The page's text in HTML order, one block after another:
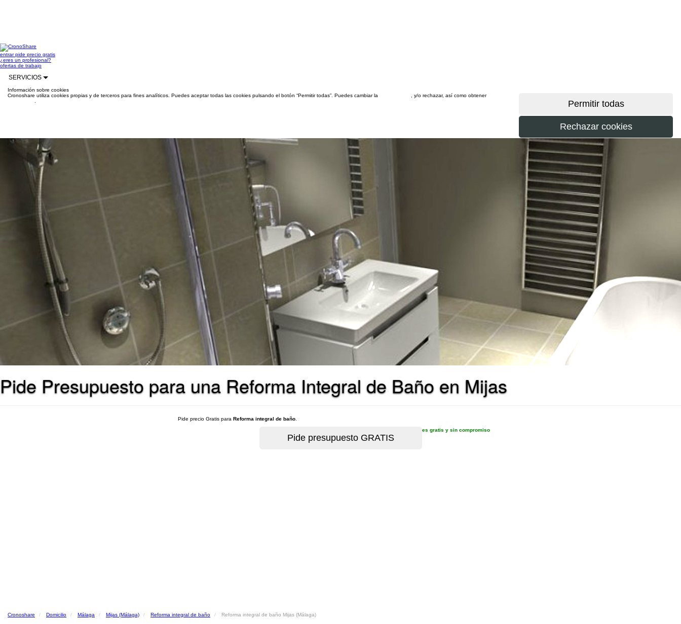
entrarpide precio gratis
¿eres un profesional?
ofertas de trabajo
SERVICIOS
Información sobre cookies
Cronoshare utiliza cookies propias y de terceros para fines analíticos. Puedes aceptar todas las cookies pulsando el botón “Permitir todas”. Puedes cambiar la
, y/o rechazar, así como obtener
Pide Presupuesto para una Reforma Integral de Baño en Mijas
Pide precio Gratis para Reforma integral de baño
es gratis y sin compromiso
Cronoshare Domicilio Málaga Mijas (Málaga) Reforma integral de baño Reforma integral de baño Mijas (Málaga)